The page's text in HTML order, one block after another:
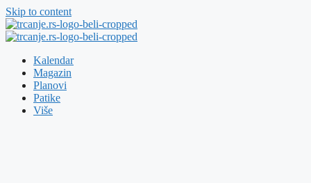
Skip to content
Kalendar
Magazin
Planovi
Patike
Više